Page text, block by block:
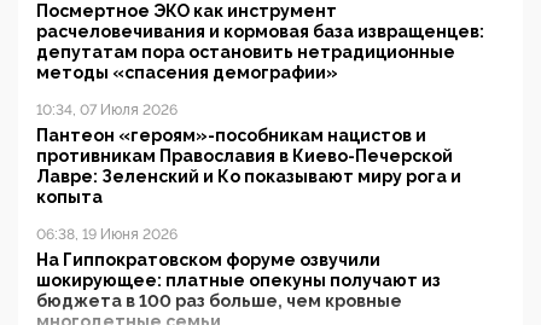
Посмертное ЭКО как инструмент
расчеловечивания и кормовая база извращенцев:
депутатам пора остановить нетрадиционные
методы «спасения демографии»
10:34, 07 Июля 2026
Пантеон «героям»-пособникам нацистов и
противникам Православия в Киево-Печерской
Лавре: Зеленский и Ко показывают миру рога и
копыта
06:38, 19 Июня 2026
На Гиппократовском форуме озвучили
шокирующее: платные опекуны получают из
бюджета в 100 раз больше, чем кровные